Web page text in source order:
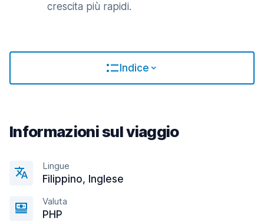
crescita più rapidi.
Indice
Informazioni sul viaggio
Lingue
Filippino, Inglese
Valuta
PHP